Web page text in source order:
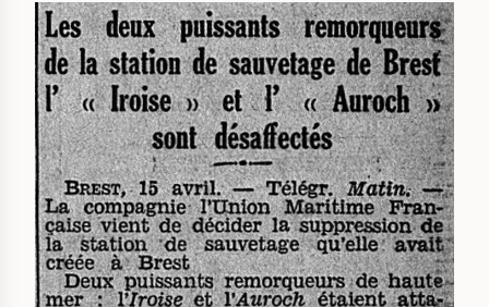
IMAGE